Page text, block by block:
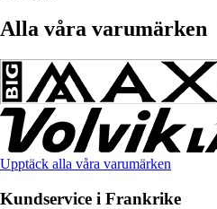
Alla våra varumärken
Upptäck alla våra varumärken
Kundservice i Frankrike